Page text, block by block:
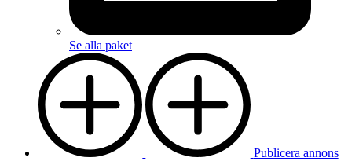
Se alla paket
Publicera annons